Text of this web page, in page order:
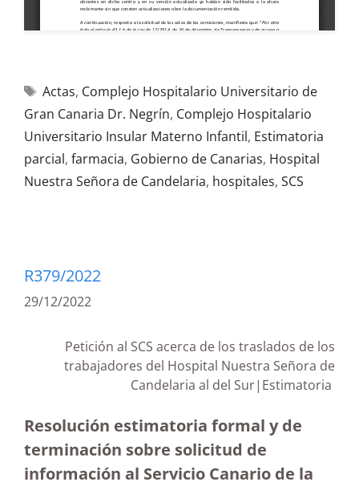
Actas, Complejo Hospitalario Universitario de
Gran Canaria Dr. Negrín, Complejo Hospitalario
Universitario Insular Materno Infantil, Estimatoria
parcial, farmacia, Gobierno de Canarias, Hospital
Nuestra Señora de Candelaria, hospitales, SCS
R379/2022
29/12/2022
Petición al SCS acerca de los traslados de los
trabajadores del Hospital Nuestra Señora de
Candelaria al del Sur|Estimatoria
Resolución estimatoria formal y de
terminación sobre solicitud de
información al Servicio Canario de la